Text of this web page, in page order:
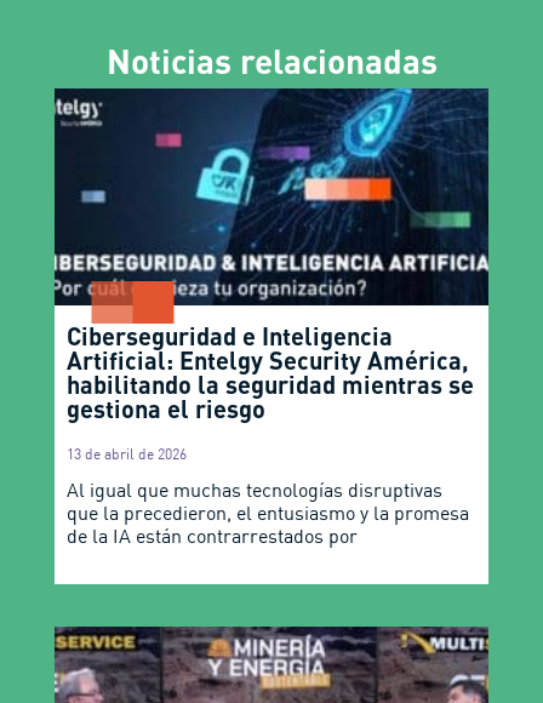
Noticias relacionadas
Ciberseguridad e Inteligencia
Artificial: Entelgy Security América,
habilitando la seguridad mientras se
gestiona el riesgo
13 de abril de 2026
Al igual que muchas tecnologías disruptivas
que la precedieron, el entusiasmo y la promesa
de la IA están contrarrestados por